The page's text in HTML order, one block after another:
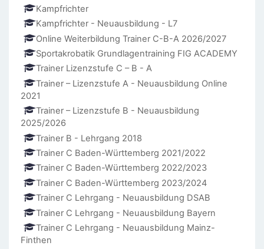
Kampfrichter
Kampfrichter - Neuausbildung - L7
Online Weiterbildung Trainer C-B-A 2026/2027
Sportakrobatik Grundlagentraining FIG ACADEMY
Trainer Lizenzstufe C – B - A
Trainer – Lizenzstufe A - Neuausbildung Online
2021
Trainer – Lizenzstufe B - Neuausbildung
2025/2026
Trainer B - Lehrgang 2018
Trainer C Baden-Württemberg 2021/2022
Trainer C Baden-Württemberg 2022/2023
Trainer C Baden-Württemberg 2023/2024
Trainer C Lehrgang - Neuausbildung DSAB
Trainer C Lehrgang - Neuausbildung Bayern
Trainer C Lehrgang - Neuausbildung Mainz-
Finthen